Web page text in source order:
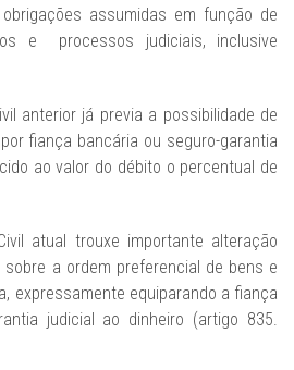
assumidas em função de
e processos judiciais, inclusive
anterior já previa a possibilidade de
fiança bancária ou seguro-garantia
ao valor do débito o percentual de
atual trouxe importante alteração
a ordem preferencial de bens e
expressamente equiparando a fiança
judicial ao dinheiro (artigo 835.